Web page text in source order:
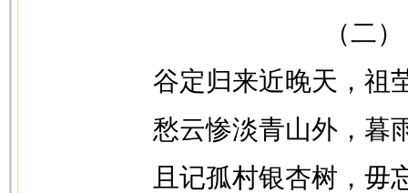
（二）
谷定归来近晚天，祖
愁云惨淡青山外，暮
且记孤村银杏树，毋